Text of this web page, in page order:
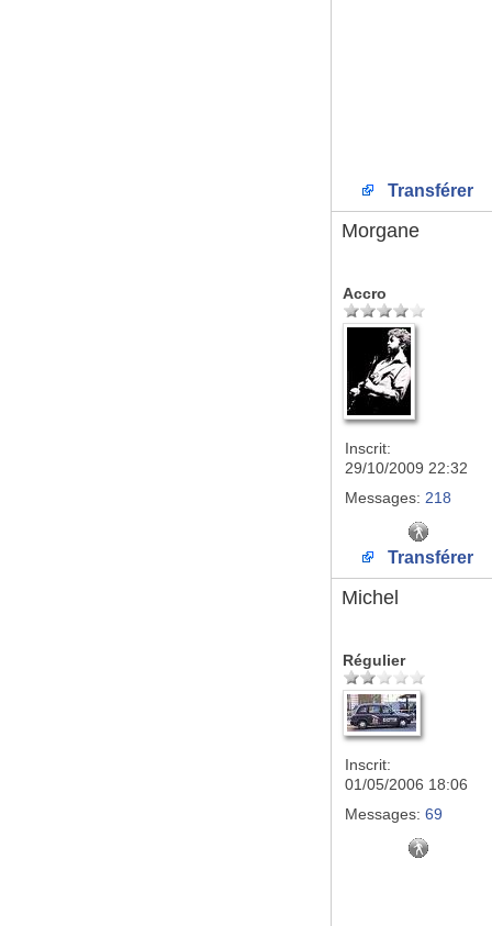
Transférer
Morgane
Accro
Inscrit:
29/10/2009 22:32
Messages: 218
Transférer
Michel
Régulier
Inscrit:
01/05/2006 18:06
Messages: 69